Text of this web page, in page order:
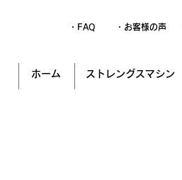
・FAQ ・お客様の声
ホーム ストレングスマシン